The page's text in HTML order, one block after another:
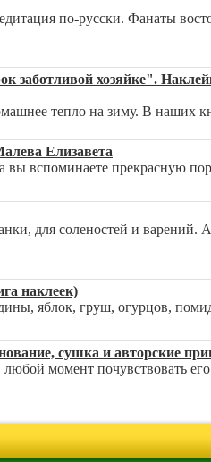
по-русски. Фанаты
заботливой хозяйке".
тепло на зиму. В наших
Елизавета
вспоминаете прекрасную
для соленостей и варений.
наклеек)
яблок, груш, огурцов,
сушка и авторские
момент почувствовать